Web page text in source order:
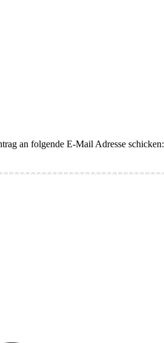
an folgende E-Mail Adresse schicken: